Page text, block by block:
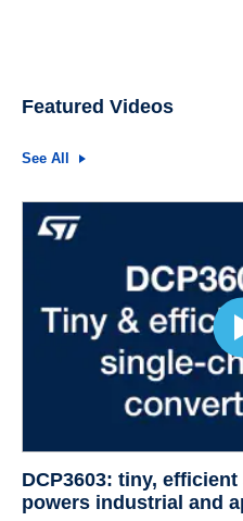
Featured Videos
See All
DCP3603: tiny,
powers industrial and